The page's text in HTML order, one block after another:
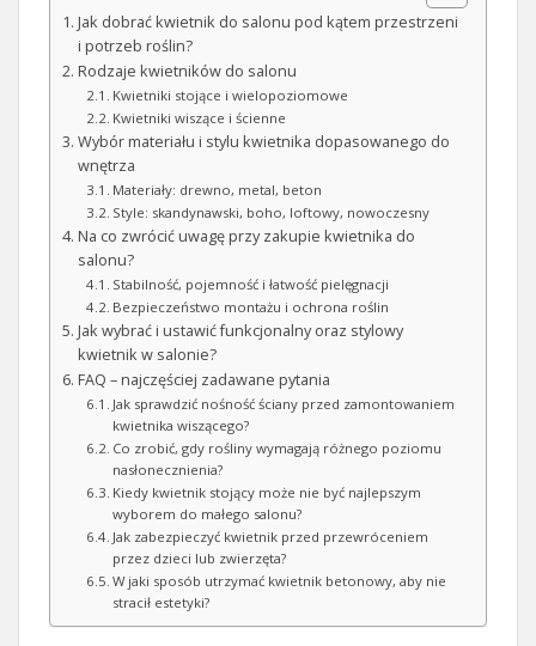
Jak dobrać kwietnik do salonu pod kątem przestrzeni
i potrzeb roślin?
Rodzaje kwietników do salonu
Kwietniki stojące i wielopoziomowe
Kwietniki wiszące i ścienne
Wybór materiału i stylu kwietnika dopasowanego do
wnętrza
Materiały: drewno, metal, beton
Style: skandynawski, boho, loftowy, nowoczesny
Na co zwrócić uwagę przy zakupie kwietnika do
salonu?
Stabilność, pojemność i łatwość pielęgnacji
Bezpieczeństwo montażu i ochrona roślin
Jak wybrać i ustawić funkcjonalny oraz stylowy
kwietnik w salonie?
FAQ – najczęściej zadawane pytania
Jak sprawdzić nośność ściany przed zamontowaniem
kwietnika wiszącego?
Co zrobić, gdy rośliny wymagają różnego poziomu
nasłonecznienia?
Kiedy kwietnik stojący może nie być najlepszym
wyborem do małego salonu?
Jak zabezpieczyć kwietnik przed przewróceniem
przez dzieci lub zwierzęta?
W jaki sposób utrzymać kwietnik betonowy, aby nie
stracił estetyki?